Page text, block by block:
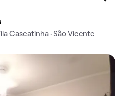
Cascatinha · São Vicente